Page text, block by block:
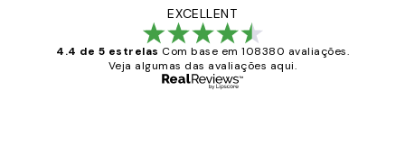
EXCELLENT
4.4 de 5 estrelas Com base em 108380 avaliações.
Veja algumas das avaliações aqui.